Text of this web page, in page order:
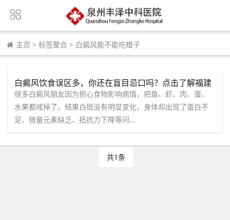
主页 > 标签聚合 > 白癜风能不能吃橙子
白癜风饮食误区多，你还在盲目忌口吗？点击了解福建
泉州中科白癜风医院怎么说
很多白癜风朋友因为担心食物影响病情，把鱼、虾、肉、蛋、
水果都戒掉了。结果白斑没有明显变化，身体却出现了蛋白不
足、微量元素缺乏、抵抗力下降等问...
共1条